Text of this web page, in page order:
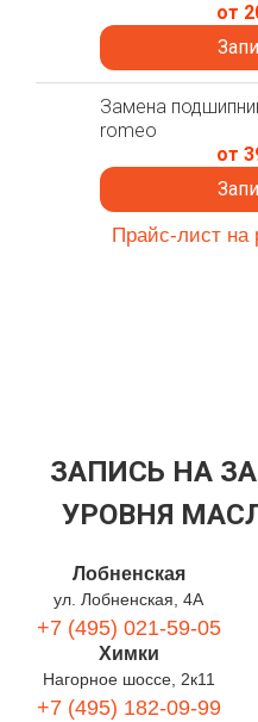
от
Замена
romeo
от
Прайс-лист на
ЗАПИСЬ НА
УРОВНЯ
Лобненская
ул. Лобненская, 4А
+7 (495) 021-59-05
Химки
Нагорное шоссе, 2к11
+7 (495) 182-09-99